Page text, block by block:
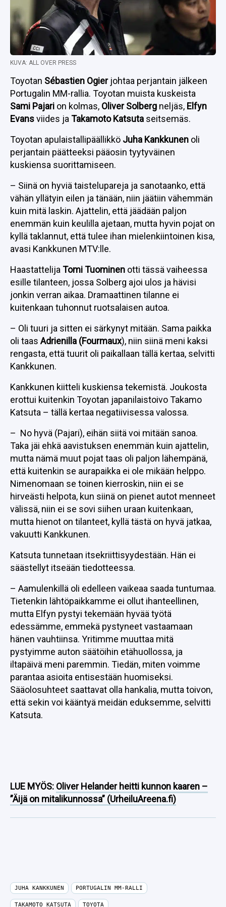
KUVA: ALL OVER PRESS
Toyotan Sébastien Ogierjohtaa perjantain jälkeen
Portugalin MM-rallia. Toyotan muista kuskeista
Sami Pajari on kolmas, Oliver Solberg neljäs, Elfyn
Evansviides ja Takamoto Katsuta seitsemäs.
Toyotan apulaistallipäällikkö Juha Kankkunen oli
perjantain päätteeksi pääosin tyytyväinen
kuskiensa suorittamiseen.
– Siinä on hyviä taistelupareja ja sanotaanko, että
vähän yllätyin eilen ja tänään, niin jäätiin vähemmän
kuin mitä laskin. Ajattelin, että jäädään paljon
enemmän kuin keulilla ajetaan, mutta hyvin pojat on
kyllä taklannut, että tulee ihan mielenkiintoinen kisa,
avasi Kankkunen MTV:lle.
Haastattelija Tomi Tuominen otti tässä vaiheessa
esille tilanteen, jossa Solberg ajoi ulos ja hävisi
jonkin verran aikaa. Dramaattinen tilanne ei
kuitenkaan tuhonnut ruotsalaisen autoa.
– Oli tuuri ja sitten ei särkynyt mitään. Sama paikka
oli taas Adrienilla (Fourmaux), niin siinä meni kaksi
rengasta, että tuurit oli paikallaan tällä kertaa, selvitti
Kankkunen.
Kankkunen kiitteli kuskiensa tekemistä. Joukosta
erottui kuitenkin Toyotan japanilaistoivo Takamo
Katsuta – tällä kertaa negatiivisessa valossa.
– No hyvä (Pajari), eihän siitä voi mitään sanoa.
Taka jäi ehkä aavistuksen enemmän kuin ajattelin,
mutta nämä muut pojat taas oli paljon lähempänä,
että kuitenkin se aurapaikka ei ole mikään helppo.
Nimenomaan se toinen kierroskin, niin ei se
hirveästi helpota, kun siinä on pienet autot menneet
välissä, niin ei se sovi siihen uraan kuitenkaan,
mutta hienot on tilanteet, kyllä tästä on hyvä jatkaa,
vakuutti Kankkunen.
Katsuta tunnetaan itsekriittisyydestään. Hän ei
säästellyt itseään tiedotteessa.
– Aamulenkillä oli edelleen vaikeaa saada tuntumaa.
Tietenkin lähtöpaikkamme ei ollut ihanteellinen,
mutta Elfyn pystyi tekemään hyvää työtä
edessämme, emmekä pystyneet vastaamaan
hänen vauhtiinsa. Yritimme muuttaa mitä
pystyimme auton säätöihin etähuollossa, ja
iltapäivä meni paremmin. Tiedän, miten voimme
parantaa asioita entisestään huomiseksi.
Sääolosuhteet saattavat olla hankalia, mutta toivon,
että sekin voi kääntyä meidän eduksemme, selvitti
Katsuta.
LUE MYÖS: Oliver Helander heitti kunnon kaaren –
”Äijä on mitalikunnossa” (UrheiluAreena.fi)
JUHA KANKKUNEN PORTUGALIN MM-RALLI
TAKAMOTO KATSUTA TOYOTA